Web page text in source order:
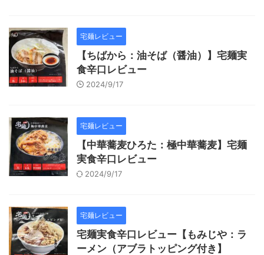
宅麺レビュー
【ちばから：油そば（醤油）】宅麺実
食辛口レビュー
2024/9/17
宅麺レビュー
【中華蕎麦ひろた：極中華蕎麦】宅麺
実食辛口レビュー
2024/9/17
宅麺レビュー
宅麺実食辛口レビュー【もみじや：ラ
ーメン（アブラトッピング付き】